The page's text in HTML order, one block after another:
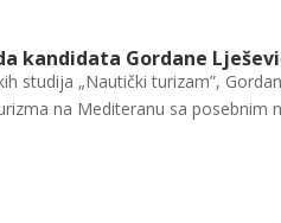
kandidata Gordane
studija „Nautički turizam”,
na Mediteranu sa